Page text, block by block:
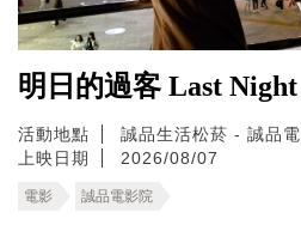
明日的過客 Last
活動地點
誠品生活松菸 - 誠品
上映日期
2026/08/07
電影 誠品電影院